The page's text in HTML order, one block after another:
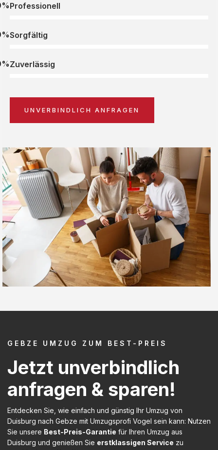
Professionell
Sorgfältig
Zuverlässig
UNVERBINDLICH ANFRAGEN
GEBZE UMZUG ZUM BEST-PREIS
Jetzt unverbindlich
anfragen & sparen!
Entdecken Sie, wie einfach und günstig Ihr Umzug von
Duisburg nach Gebze mit Umzugsprofi Vogel sein kann: Nutzen
Sie unsere Best-Preis-Garantie für Ihren Umzug aus
Duisburg und genießen Sie erstklassigen Service zu